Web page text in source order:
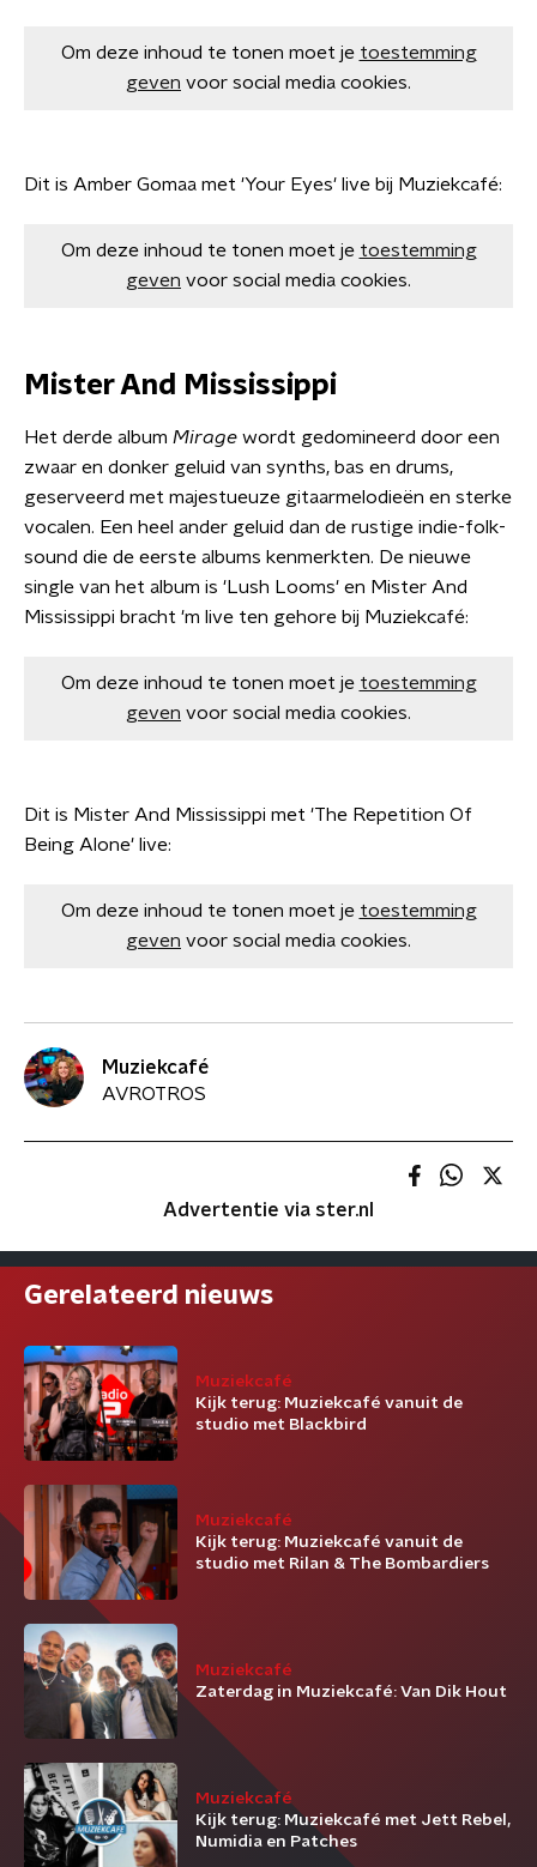
Om deze inhoud te tonen moet je toestemming
geven voor social media cookies.
Dit is Amber Gomaa met 'Your Eyes' live bij Muziekcafé:
Om deze inhoud te tonen moet je toestemming
geven voor social media cookies.
Mister And Mississippi
Het derde album Mirage wordt gedomineerd door een
zwaar en donker geluid van synths, bas en drums,
geserveerd met majestueuze gitaarmelodieën en sterke
vocalen. Een heel ander geluid dan de rustige indie-folk-
sound die de eerste albums kenmerkten. De nieuwe
single van het album is 'Lush Looms' en Mister And
Mississippi bracht 'm live ten gehore bij Muziekcafé:
Om deze inhoud te tonen moet je toestemming
geven voor social media cookies.
Dit is Mister And Mississippi met 'The Repetition Of
Being Alone' live:
Om deze inhoud te tonen moet je toestemming
geven voor social media cookies.
Muziekcafé
AVROTROS
Advertentie via ster.nl
Gerelateerd nieuws
Muziekcafé
Kijk terug: Muziekcafé vanuit de
studio met Blackbird
Muziekcafé
Kijk terug: Muziekcafé vanuit de
studio met Rilan & The Bombardiers
Muziekcafé
Zaterdag in Muziekcafé: Van Dik Hout
Muziekcafé
Kijk terug: Muziekcafé met Jett Rebel,
Numidia en Patches